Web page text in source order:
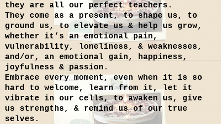
they are all our perfect teachers.
They come as a present, to shape us, to
ground us, to elevate us & help us grow,
whether it’s an emotional pain,
vulnerability, loneliness, & weaknesses,
and/or, an emotional gain, happiness,
joyfulness & passion.
Embrace every moment, even when it is so
hard to welcome, learn from it, let it
vibrate in our cells, to awaken us, give
us strengths, & remind us of our true
selves.